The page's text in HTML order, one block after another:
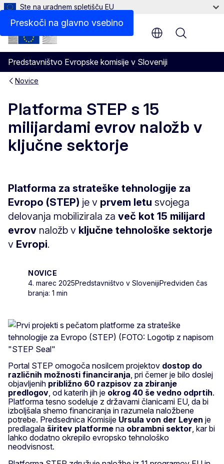
Preskoči na glavno vsebino
Ste na uradnem spletišču EU
Predstavništvo Evropske komisije v Sloveniji
Menu
Novice
Platforma STEP s 15
milijardami evrov naložb v
ključne sektorje
Platforma za strateške tehnologije za
Evropo (STEP) je v prvem letu svojega
delovanja mobilizirala za več kot 15 milijard
evrov naložb v ključne tehnološke sektorje
v Evropi.
NOVICE
4. marec 2025Predstavništvo v SlovenijiPredviden čas
branja: 1 min
Portal STEP omogoča nosilcem projektov dostop do
različnih možnosti financiranja , pri čemer je bilo doslej
objavljenih približno 60 razpisov za zbiranje
predlogov , od katerih jih je okrog 40 še vedno odprtih.
Platforma tesno sodeluje z državami članicami EU, da bi
izboljšala shemo financiranja in razumela naložbene
potrebe. Predsednica Komisije Ursula von der Leyen je
predlagala širitev platforme na obrambni sektor , kar bi
lahko dodatno okrepilo evropsko tehnološko
neodvisnost.